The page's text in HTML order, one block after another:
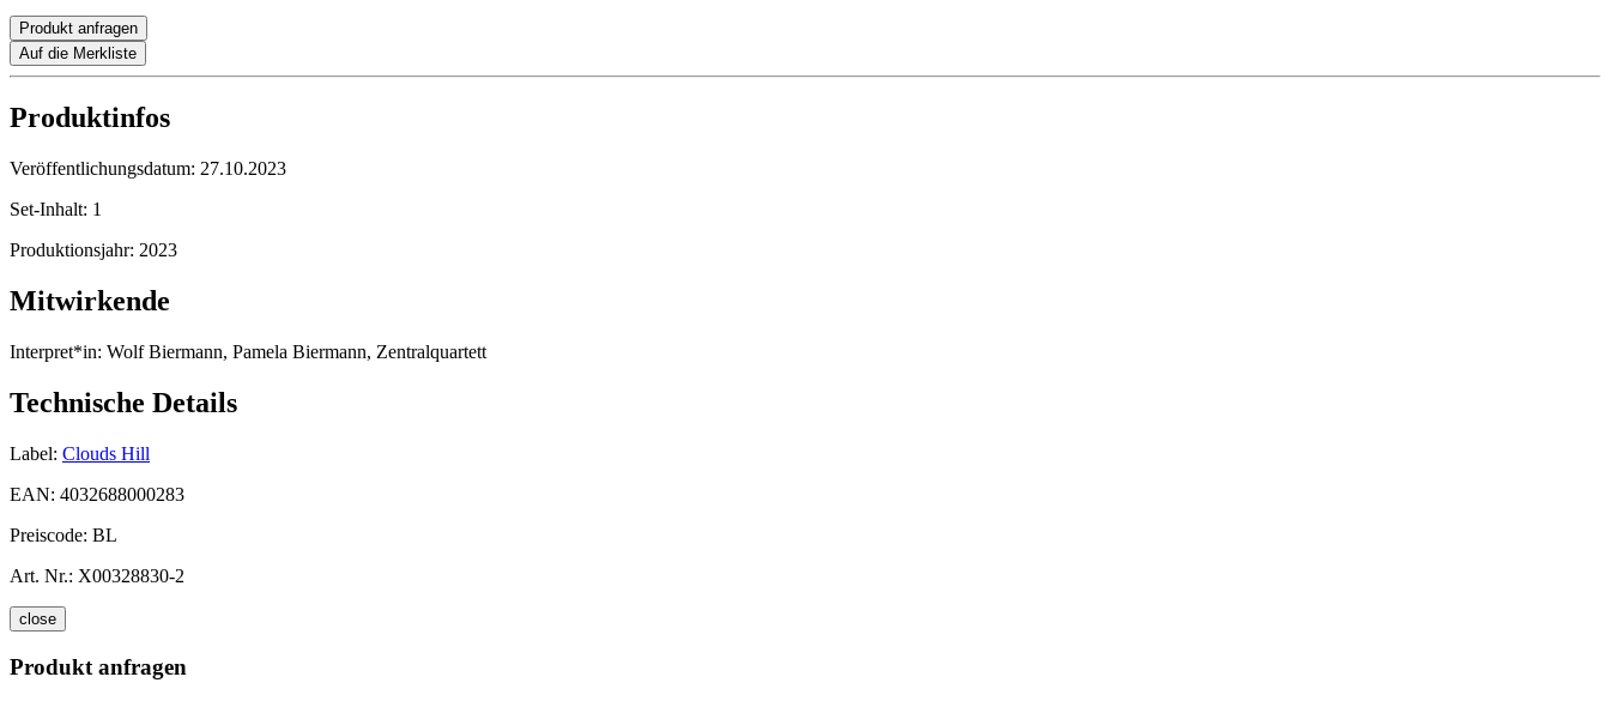
Produkt anfragen
Auf die Merkliste
Produktinfos
Veröffentlichungsdatum: 27.10.2023
Set-Inhalt: 1
Produktionsjahr: 2023
Mitwirkende
Interpret*in: Wolf Biermann, Pamela Biermann, Zentralquartett
Technische Details
Label: Clouds Hill
EAN: 4032688000283
Preiscode: BL
Art. Nr.: X00328830-2
close
Produkt anfragen